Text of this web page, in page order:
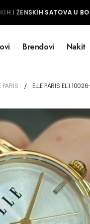
I ŽENSKIH SATOVA U
Brendovi Nakit
PARIS ELLE PARIS